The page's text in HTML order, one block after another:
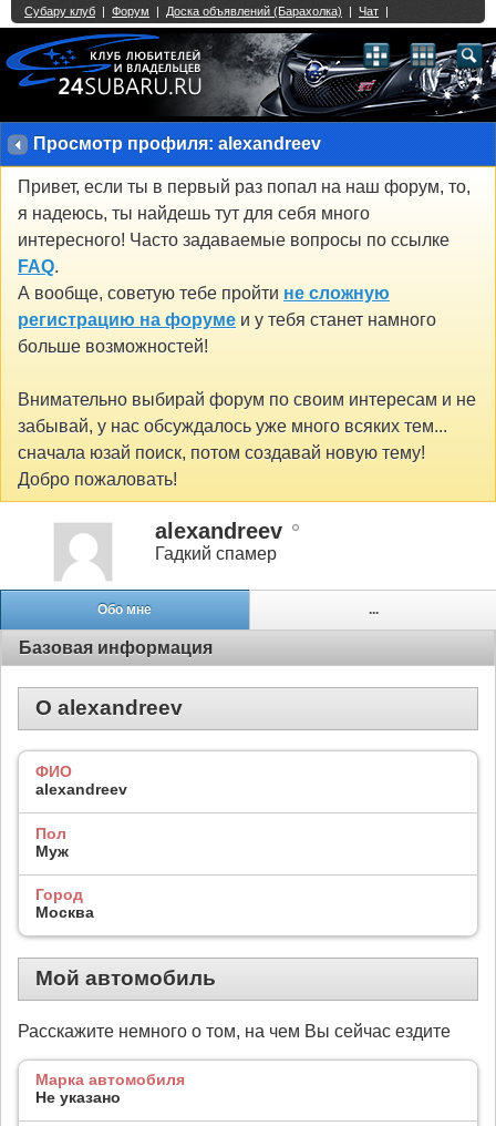
Просмотр профиля: alexandreev
Привет, если ты в первый раз попал на наш форум, то,
я надеюсь, ты найдешь тут для себя много
интересного! Часто задаваемые вопросы по ссылке
FAQ.
А вообще, советую тебе пройти не сложную
регистрацию на форуме и у тебя станет намного
больше возможностей!
Внимательно выбирай форум по своим интересам и не
забывай, у нас обсуждалось уже много всяких тем...
сначала юзай поиск, потом создавай новую тему!
Добро пожаловать!
alexandreev
Гадкий спамер
Обо мне ...
Базовая информация
О alexandreev
ФИО
alexandreev
Пол
Муж
Город
Москва
Мой автомобиль
Расскажите немного о том, на чем Вы сейчас ездите
Марка автомобиля
Не указано
Single Sign On provided byvBSSO
2 3 4 5 6 7 8 9 10 11 12 13 14 15 16 17 18 21 22 23 24 25 26
27 28 29 30 31 32 33 34 35 36 37 38 39 40 41 42 43